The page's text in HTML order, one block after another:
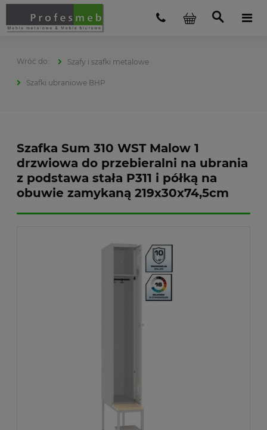
Szafy i szafki metalowe
Szafki ubraniowe BHP
Szafka Sum 310 WST Malow 1
drzwiowa do przebieralni na ubrania
z podstawa stała P311 i półką na
obuwie zamykaną 219x30x74,5cm